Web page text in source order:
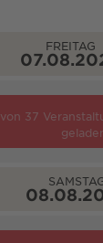
FREITAG
von 37